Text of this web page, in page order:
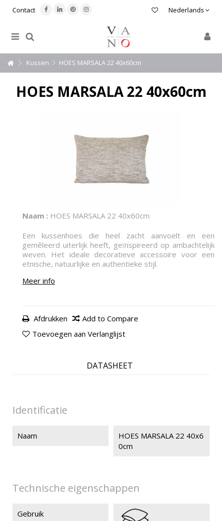
Nederlands
Contact
Kussen HOES MARSALA 22 40x60cm
HOES MARSALA 22 40x60cm
Naam : HOES MARSALA 22 40x60cm
Een kussenhoes die heel zacht aanvoelt en een
gemêleerd uiterlijk heeft, geïnspireerd op ambachtelijk
weven. Het ideale decoratieve accessoire voor een
etnische, natuurlijke en authentieke stijl.
Meer info
Afdrukken
Add to Compare
Toevoegen aan Verlanglijst
DATASHEET
Identificatie
Naam
HOES MARSALA 22 40x6
0cm
Technische eigenschappen
Gebruik